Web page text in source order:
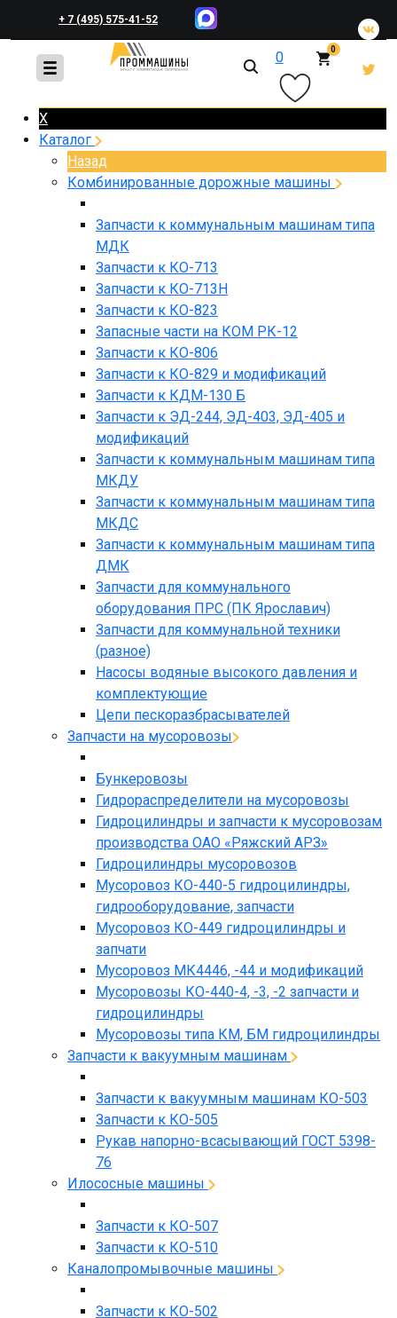
+ 7 (495) 575-41-52
+ 7 (495) 648-45-83 0 0
X
Каталог
Назад
Комбинированные дорожные машины
Запчасти к коммунальным машинам типа
МДК
Запчасти к КО-713
Запчасти к КО-713Н
Запчасти к КО-823
Запасные части на КОМ РК-12
Запчасти к КО-806
Запчасти к КО-829 и модификаций
Запчасти к КДМ-130 Б
Запчасти к ЭД-244, ЭД-403, ЭД-405 и
модификаций
Запчасти к коммунальным машинам типа
МКДУ
Запчасти к коммунальным машинам типа
МКДС
Запчасти к коммунальным машинам типа
ДМК
Запчасти для коммунального
оборудования ПРС (ПК Ярославич)
Запчасти для коммунальной техники
(разное)
Насосы водяные высокого давления и
комплектующие
Цепи пескоразбрасывателей
Запчасти на мусоровозы
Бункеровозы
Гидрораспределители на мусоровозы
Гидроцилиндры и запчасти к мусоровозам
производства ОАО «Ряжский АРЗ»
Гидроцилиндры мусоровозов
Мусоровоз КО-440-5 гидроцилиндры,
гидрооборудование, запчасти
Мусоровоз КО-449 гидроцилиндры и
запчати
Мусоровоз МК4446, -44 и модификаций
Мусоровозы КО-440-4, -3, -2 запчасти и
гидроцилиндры
Мусоровозы типа КМ, БМ гидроцилиндры
Запчасти к вакуумным машинам
Запчасти к вакуумным машинам КО-503
Запчасти к КО-505
Рукав напорно-всасывающий ГОСТ 5398-
76
Илососные машины
Запчасти к КО-507
Запчасти к КО-510
Каналопромывочные машины
Запчасти к КО-502